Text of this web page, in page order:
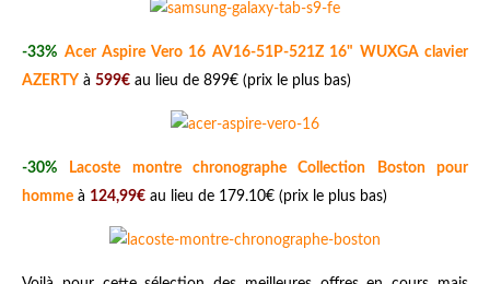
-33% Acer Aspire Vero 16 AV16-51P-521Z 16" WUXGA clavier
AZERTY à 599€ au lieu de 899€ (prix le plus bas)
-30%
Lacoste montre chronographe Collection Boston pour
homme à 124,99€ au lieu de 179.10€ (prix le plus bas)